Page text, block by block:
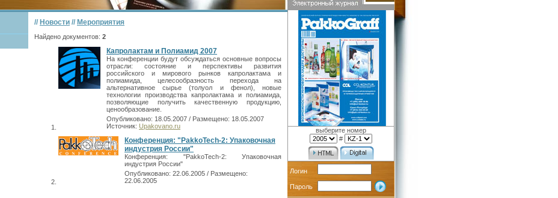
// Новости // Мероприятия
Найдено документов: 2
Капролактам и Полиамид 2007
На конференции будут обсуждаться основные вопросы
отрасли: состояние и перспективы развития
российского и мирового рынков капролактама и
полиамида, целесообразность перехода на
альтернативное сырье (толуол и фенол), новые
технологии производства капролактама и полиамида,
позволяющие получить качественную продукцию,
ценообразование.
Опубликовано: 18.05.2007 / Размещено: 18.05.2007
Источник: Upakovano.ru
Конференция: "PakkoTech-2: Упаковочная
индустрия России"
Конференция: "PakkoTech-2: Упаковочная
индустрия России"
Опубликовано: 22.06.2005 / Размещено:
22.06.2005
выберите номер
#
Логин
Пароль